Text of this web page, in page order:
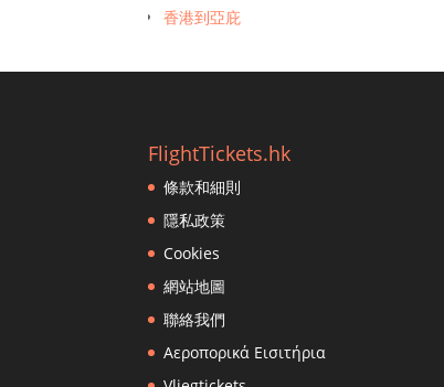
香港到亞庇
香港到班加羅爾
香港到波士頓
香港到文萊恩·穆拉（Brunei en Muara）
香港到廣州
香港到巴黎
香港到宿霧
香港到鄭州
香港到濟州市
FlightTickets.hk
條款和細則
隱私政策
Cookies
網站地圖
聯絡我們
Αεροπορικά Εισιτήρια